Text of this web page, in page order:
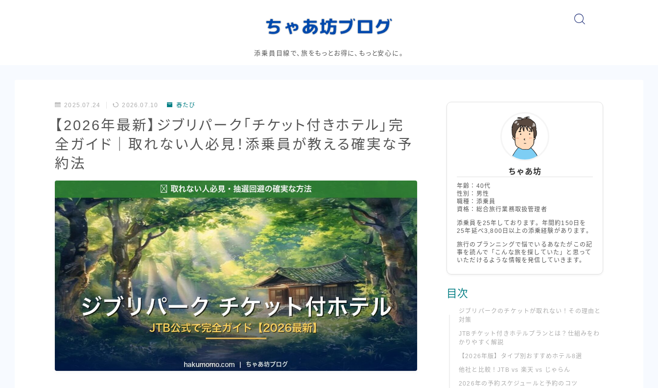
添乗員目線で、旅をもっとお得に、もっと安心に。
2025.07.24 2026.07.10 春たび
【2026年最新】ジブリパーク「チケット付きホテル」完
全ガイド｜取れない人必見！添乗員が教える確実な予
約法
ちゃあ坊
年齢：40代
性別：男性
職種：添乗員
資格：総合旅行業務取扱管理者
添乗員を25年しております。年間約150日を
25年延べ3,800日以上の添乗経験があります。
旅行のプランニングで悩でいるあなたがこの記
事を読んで「こんな旅を探していた」と思って
いただけるような情報を発信していきます。
目次
ジブリパークのチケットが取れない！その理由と
対策
JTBチケット付きホテルプランとは？仕組みをわ
かりやすく解説
【2026年版】タイプ別おすすめホテル8選
他社と比較！JTB vs 楽天 vs じゃらん
2026年の予約スケジュールと予約のコツ